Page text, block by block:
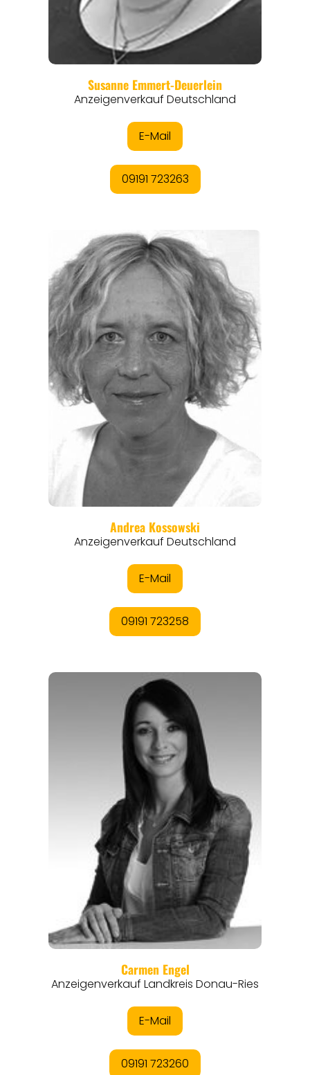
REGIONEN
ORTE
EVENTS
REISEFÜHRER
REISEMAGAZINE
THEMEN
ANGEBOTE